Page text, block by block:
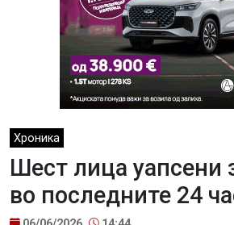
Хроника
Шест лица уапсени
во последните 24